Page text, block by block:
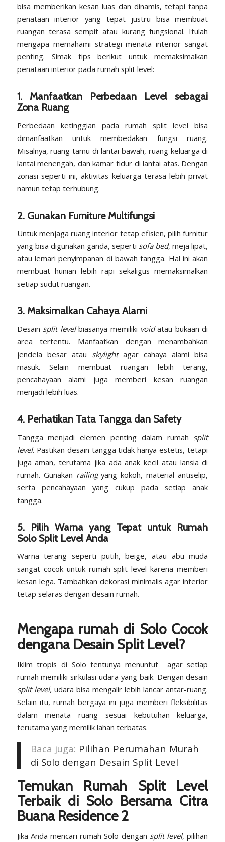
bisa memberikan kesan luas dan dinamis, tetapi tanpa
penataan interior yang tepat justru bisa membuat
ruangan terasa sempit atau kurang fungsional. Itulah
mengapa memahami strategi menata interior sangat
penting. Simak tips berikut untuk memaksimalkan
penataan interior pada rumah split level:
1. Manfaatkan Perbedaan Level sebagai
Zona Ruang
Perbedaan ketinggian pada rumah split level bisa
dimanfaatkan untuk membedakan fungsi ruang.
Misalnya, ruang tamu di lantai bawah, ruang keluarga di
lantai menengah, dan kamar tidur di lantai atas. Dengan
zonasi seperti ini, aktivitas keluarga terasa lebih privat
namun tetap terhubung.
2. Gunakan Furniture Multifungsi
Untuk menjaga ruang interior tetap efisien, pilih furnitur
yang bisa digunakan ganda, seperti sofa bed, meja lipat,
atau lemari penyimpanan di bawah tangga. Hal ini akan
membuat hunian lebih rapi sekaligus memaksimalkan
setiap sudut ruangan.
3. Maksimalkan Cahaya Alami
Desain split levelbiasanya memiliki voidatau bukaan di
area tertentu. Manfaatkan dengan menambahkan
jendela besar atau skylightagar cahaya alami bisa
masuk. Selain membuat ruangan lebih terang,
pencahayaan alami juga memberi kesan ruangan
menjadi lebih luas.
4. Perhatikan Tata Tangga dan Safety
Tangga menjadi elemen penting dalam rumah split
level. Pastikan desain tangga tidak hanya estetis, tetapi
juga aman, terutama jika ada anak kecil atau lansia di
rumah. Gunakan railingyang kokoh, material antiselip,
serta pencahayaan yang cukup pada setiap anak
tangga.
5. Pilih Warna yang Tepat untuk Rumah
Solo Split Level Anda
Warna terang seperti putih, beige, atau abu muda
sangat cocok untuk rumah split level karena memberi
kesan lega. Tambahkan dekorasi minimalis agar interior
tetap selaras dengan desain rumah.
Mengapa rumah di Solo Cocok
dengana Desain Split Level?
Iklim tropis di Solo tentunya menuntut agar setiap
rumah memiliki sirkulasi udara yang baik. Dengan desain
split level, udara bisa mengalir lebih lancar antar-ruang.
Selain itu, rumah bergaya ini juga memberi fleksibilitas
dalam menata ruang sesuai kebutuhan keluarga,
terutama yang memilik lahan terbatas.
Baca juga: Pilihan Perumahan Murah
di Solo dengan Desain Split Level
Temukan Rumah Split Level
Terbaik di Solo Bersama Citra
Buana Residence 2
Jika Anda mencari rumah Solo dengan split level, pilihan